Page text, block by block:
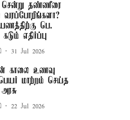
சென்று தண்ணீரை
வரப்போறீங்களா? –
பெ.
எதிர்ப்பு
31 Jul 2026
காலை உணவு
மாற்றம் செய்த
22 Jul 2026